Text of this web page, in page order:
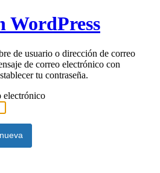
WordPress
de usuario o dirección de correo
de correo electrónico con
tu contraseña.
electrónico